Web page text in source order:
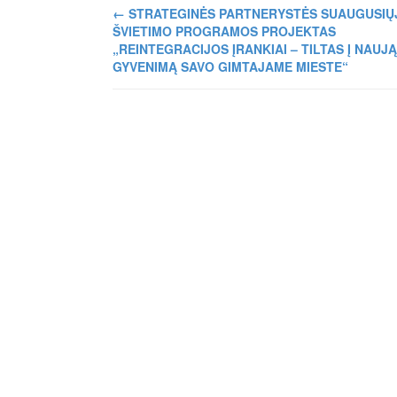
← STRATEGINĖS PARTNERYSTĖS
ŠVIETIMO PROGRAMOS PROJEKTAS
„REINTEGRACIJOS ĮRANKIAI – TILTAS Į NAUJĄ
GYVENIMĄ SAVO GIMTAJAME MIESTE“